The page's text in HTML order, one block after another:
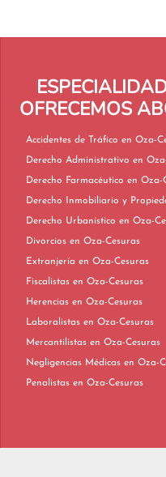
OFRECEMOS
Accidentes de Tráfico
Derecho
Derecho
Derecho Urbanístico en
Divorcios en Oza-Cesuras
Extranjería en Oza-Cesuras
Fiscalistas en Oza-Cesuras
Herencias en Oza-Cesuras
Laboralistas en Oza-Cesuras
Mercantilistas en Oza-Cesuras
Negligencias Médicas
Penalistas en Oza-Cesuras